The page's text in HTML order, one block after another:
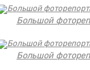
Большой
Большой